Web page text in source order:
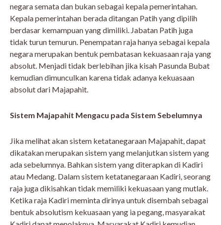
negara semata dan bukan sebagai kepala pemerintahan.
Kepala pemerintahan berada ditangan Patih yang dipilih
berdasar kemampuan yang dimiliki. Jabatan Patih juga
tidak turun temurun. Penempatan raja hanya sebagai kepala
negara merupakan bentuk pembatasan kekuasaan raja yang
absolut. Menjadi tidak berlebihan jika kisah Pasunda Bubat
kemudian dimunculkan karena tidak adanya kekuasaan
absolut dari Majapahit.
Sistem Majapahit Mengacu pada Sistem Sebelumnya
Jika melihat akan sistem ketatanegaraan Majapahit, dapat
dikatakan merupakan sistem yang melanjutkan sistem yang
ada sebelumnya. Bahkan sistem yang diterapkan di Kadiri
atau Medang. Dalam sistem ketatanegaraan Kadiri, seorang
raja juga dikisahkan tidak memiliki kekuasaan yang mutlak.
Ketika raja Kadiri meminta dirinya untuk disembah sebagai
bentuk absolutism kekuasaan yang ia pegang, masyarakat